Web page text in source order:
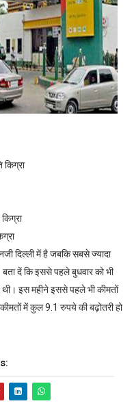
दिल्ली में है जबकि सबसे ज्यादा
दें कि इससे पहले बुधवार को भी
थी। इस महीने इससे पहले भी कीमतों
कीमतों में कुल 9.1 रुपये की बढ़ोतरी हो